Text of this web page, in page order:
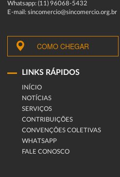
Whatsapp: (11) 96068-5432
E-mail: sincomercio@sincomercio.org.br
COMO CHEGAR
LINKS RÁPIDOS
INÍCIO
NOTÍCIAS
SERVIÇOS
CONTRIBUIÇÕES
CONVENÇÕES COLETIVAS
WHATSAPP
FALE CONOSCO